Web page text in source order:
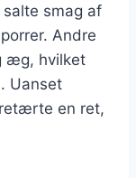
smag af
Andre
æg, hvilket
Uanset
en ret,